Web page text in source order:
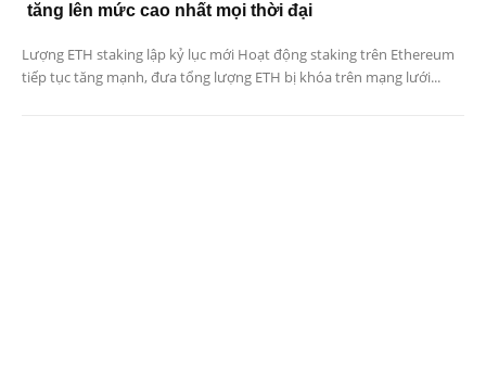
tăng lên mức cao nhất mọi thời đại
Lượng ETH staking lập kỷ lục mới Hoạt động staking trên Ethereum
tiếp tục tăng mạnh, đưa tổng lượng ETH bị khóa trên mạng lưới...